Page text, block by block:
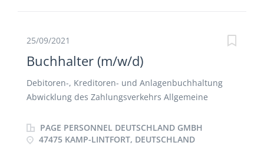
25/09/2021
Buchhalter (m/w/d)
Debitoren-, Kreditoren- und Anlagenbuchhaltung
Abwicklung des Zahlungsverkehrs Allgemeine
Entgeltabrechnung sind von Vorteil
Englischkenntnisse sind wünschenswert
PAGE PERSONNEL DEUTSCHLAND GMBH
47475 KAMP-LINTFORT, DEUTSCHLAND